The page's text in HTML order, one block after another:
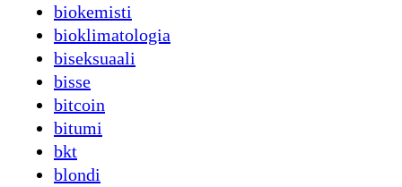
biokemisti
bioklimatologia
biseksuaali
bisse
bitcoin
bitumi
bkt
blondi